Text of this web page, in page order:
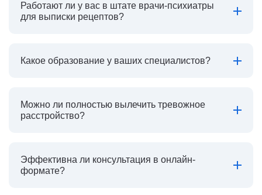
Работают ли у вас в штате врачи-психиатры
для выписки рецептов?
Какое образование у ваших специалистов?
Можно ли полностью вылечить тревожное
расстройство?
Эффективна ли консультация в онлайн-
формате?